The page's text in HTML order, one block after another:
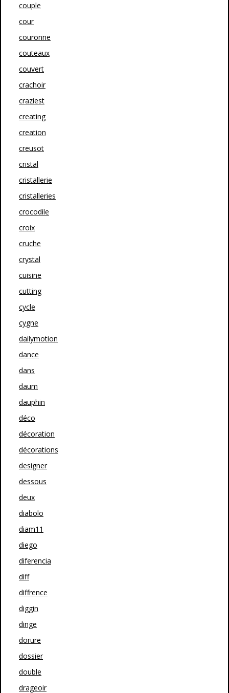
couple
cour
couronne
couteaux
couvert
crachoir
craziest
creating
creation
creusot
cristal
cristallerie
cristalleries
crocodile
croix
cruche
crystal
cuisine
cutting
cycle
cygne
dailymotion
dance
dans
daum
dauphin
déco
décoration
décorations
designer
dessous
deux
diabolo
diam11
diego
diferencia
diff
diffrence
diggin
dinge
dorure
dossier
double
drageoir